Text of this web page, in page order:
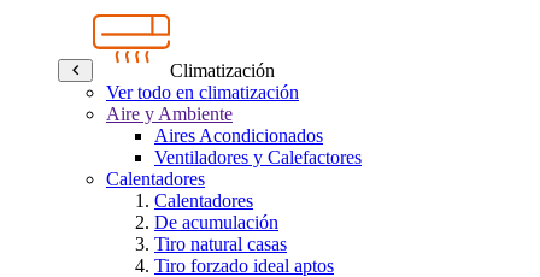
Climatización
Ver todo en climatización
Aire y Ambiente
Aires Acondicionados
Ventiladores y Calefactores
Calentadores
Calentadores
De acumulación
Tiro natural casas
Tiro forzado ideal aptos